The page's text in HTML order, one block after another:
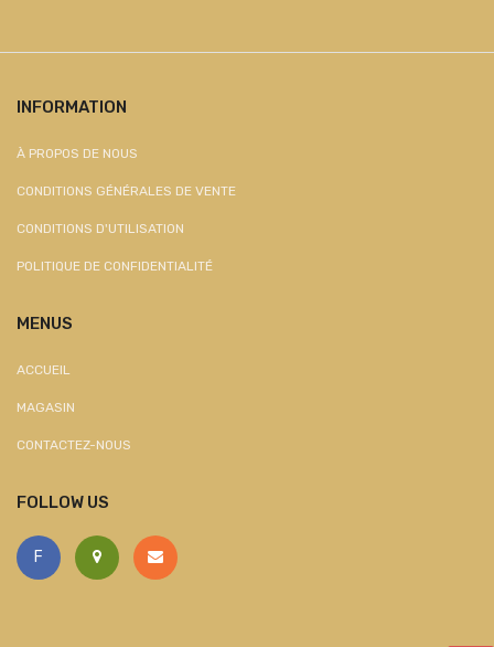
INFORMATION
À PROPOS DE NOUS
CONDITIONS GÉNÉRALES DE VENTE
CONDITIONS D'UTILISATION
POLITIQUE DE CONFIDENTIALITÉ
MENUS
ACCUEIL
MAGASIN
CONTACTEZ-NOUS
FOLLOW US
F